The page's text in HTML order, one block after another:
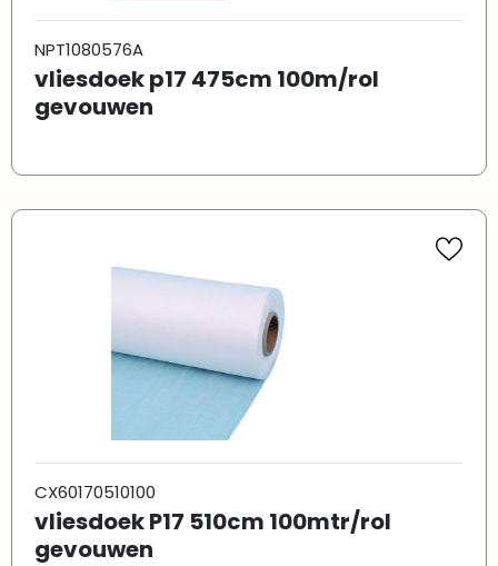
NPT1080576A
vliesdoek p17 475cm 100m/rol
gevouwen
CX60170510100
vliesdoek P17 510cm 100mtr/rol
gevouwen